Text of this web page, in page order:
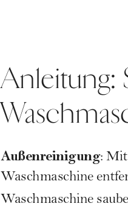
Anleitung:
Außenreinigung: Mit
Waschmaschine
Waschmaschine